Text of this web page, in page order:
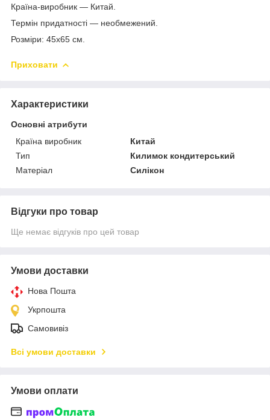
Країна-виробник — Китай.
Термін придатності — необмежений.
Розміри: 45х65 см.
Приховати
Характеристики
Основні атрибути
Країна виробник
Китай
Тип
Килимок кондитерський
Матеріал
Силікон
Відгуки про товар
Ще немає відгуків про цей товар
Умови доставки
Нова Пошта
Укрпошта
Самовивіз
Всі умови доставки
Умови оплати